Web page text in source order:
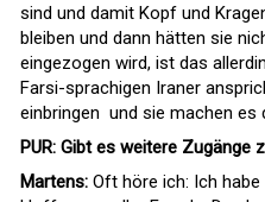
sind und damit Kopf und
bleiben und dann hätten sie
eingezogen wird, ist das
Farsi-sprachigen Iraner
einbringen  und sie machen es
PUR: Gibt es weitere Zugänge
Martens: Oft höre ich: Ich